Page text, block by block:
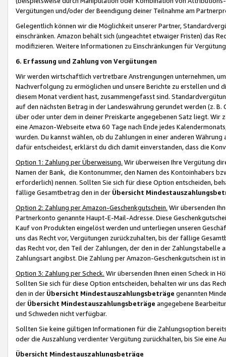
Vergütungen und/oder der Beendigung deiner Teilnahme am
Gelegentlich können wir die Möglichkeit unserer Partner,
einschränken. Amazon behält sich (ungeachtet etwaiger Fristen) das
modifizieren. Weitere Informationen zu Einschränkungen für
6. Erfassung und Zahlung von Vergütungen
Wir werden wirtschaftlich vertretbare Anstrengungen unternehmen,
Nachverfolgung zu ermöglichen und unsere Berichte zu erstellen und
diesem Monat verdient hast, zusammengefasst sind.
auf den nächsten Betrag in der Landeswährung gerundet werden (z.
über oder unter dem in deiner Preiskarte angegebenen Satz liegt.
eine Amazon-Webseite etwa 60 Tage nach Ende jedes
wurden. Du kannst wählen, ob du Zahlungen in einer anderen
dafür entscheidest, erklärst du dich damit einverstanden, dass die
Option 1: Zahlung per Überweisung. Wir überweisen Ihre Vergütung
Namen der Bank, die Kontonummer, den Namen des Kontoinhabers
erforderlich) nennen. Sollten Sie sich für diese Option entscheiden,
fällige Gesamtbetrag den in der Übersicht
Option 2: Zahlung per Amazon-Geschenkgutschein. Wir übersenden
Partnerkonto genannte Haupt-E-Mail-Adresse. Diese
Kauf von Produkten eingelöst werden und unterliegen unseren
uns das Recht vor, Vergütungen zurückzuhalten, bis der fällige
das Recht vor, den Teil der Zahlungen, der den in der
Zahlungsart angibst. Die Zahlung per Amazon-Geschenkgutschein ist
Option 3: Zahlung per Scheck. Wir übersenden Ihnen einen Scheck in
Sollten Sie sich für diese Option entscheiden, behalten wir uns das
den in der Übersicht Mindestauszahlungsbeträge genannten
der Übersicht Mindestauszahlungsbeträge angegebene
und Schweden nicht verfügbar.
Sollten Sie keine gültigen Informationen für die Zahlungsoption
oder die Auszahlung verdienter Vergütung zurückhalten, bis Sie
Übersicht Mindestauszahlungsbeträge